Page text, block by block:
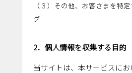
（３）その他、お客さまを特
グ
2．個人情報を収集する目的
当サイトは、本サービスに